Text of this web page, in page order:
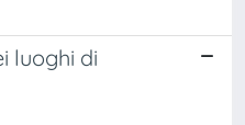
luoghi di